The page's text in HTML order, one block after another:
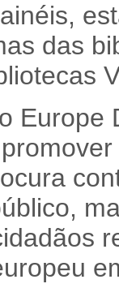
das
Europe